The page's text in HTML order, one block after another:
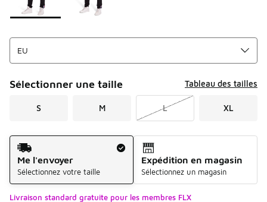
Sélectionner une taille Tableau des tailles
S M L XL
Mode d'expédition
Me l'envoyer
Sélectionnez votre taille
Expédition en magasin
Sélectionnez un magasin
Livraison standard gratuite pour les membres FLX